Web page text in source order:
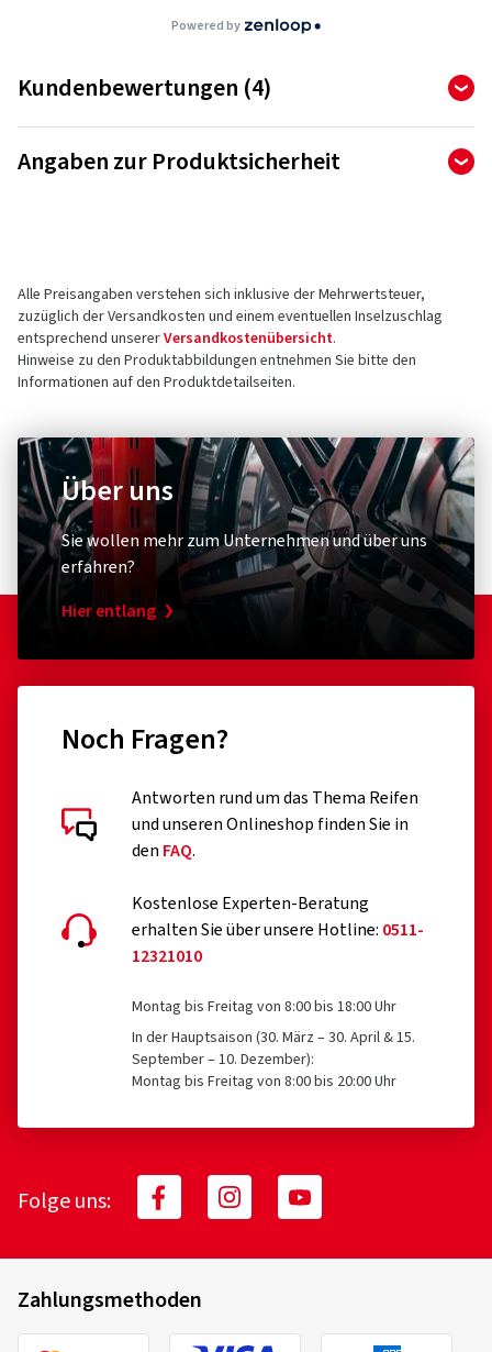
Powered by
Kundenbewertungen (4)
4,75
von insgesamt 4 Bewertungen
5 Sterne
4 Sterne
3 Sterne
2 Sterne
Kundenbewertungen im Detail
Verifizierter Kauf
Roman G., Deutschland
Sehr schicke Felgen. Schnelle Lieferung, alles
Diamond Black Gloss
Felgen montiert auf:
Winterreifen
Angaben zur Produktsicherheit
68789 St Leon-Rot
Deutschland
Kontakt für Produktsicherheit (kein
E-Mail:info@cms-wheels.de
Alle Preisangaben verstehen sich inklusive der Mehrwertsteuer,
zuzüglich der Versandkosten und einem eventuellen Inselzuschlag
entsprechend unsererVersandkostenübersicht.
Hinweise zu den Produktabbildungen entnehmen Sie bitte den
Informationen auf den Produktdetailseiten.
Über uns
Sie wollen mehr zum Unternehmen und über uns
erfahren?
Hier entlang
Noch Fragen?
Antworten rund um das Thema Reifen
und unseren Onlineshop finden Sie in
den FAQ.
Kostenlose Experten-Beratung
erhalten Sie über unsere Hotline: 0511-
12321010
Montag bis Freitag von 8:00 bis 18:00 Uhr
In der Hauptsaison (30. März – 30. April & 15.
September – 10. Dezember):
Montag bis Freitag von 8:00 bis 20:00 Uhr
Folge uns:
Zahlungsmethoden